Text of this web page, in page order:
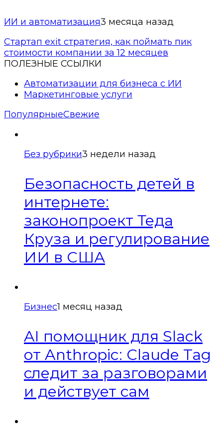
ИИ и автоматизация3 месяца назад
Стартап exit стратегия, как поймать пик
стоимости компании за 12 месяцев
ПОЛЕЗНЫЕ ССЫЛКИ
Автоматизации для бизнеса с ИИ
Маркетинговые услуги
ПопулярныеСвежие
Без рубрики3 недели назад
Безопасность детей в
интернете:
законопроект Теда
Круза и регулирование
ИИ в США
Бизнес1 месяц назад
AI помощник для Slack
от Anthropic: Claude Tag
следит за разговорами
и действует сам